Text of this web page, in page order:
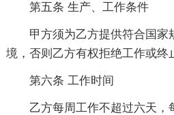
第五条 生产、工作条件
甲方须为乙方提供符合国家
境，否则乙方有权拒绝工作或终
第六条 工作时间
乙方每周工作不超过六天，